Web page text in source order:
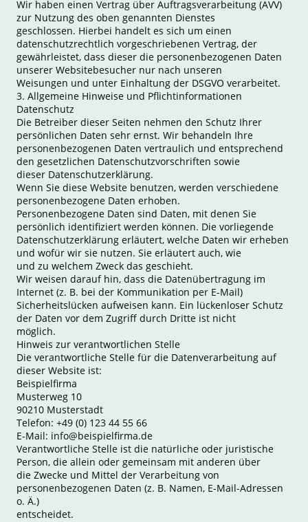
Wir haben einen Vertrag über Auftragsverarbeitung (AVV)
zur Nutzung des oben genannten Dienstes
geschlossen. Hierbei handelt es sich um einen
datenschutzrechtlich vorgeschriebenen Vertrag, der
gewährleistet, dass dieser die personenbezogenen Daten
unserer Websitebesucher nur nach unseren
Weisungen und unter Einhaltung der DSGVO verarbeitet.
3. Allgemeine Hinweise und Pflichtinformationen
Datenschutz
Die Betreiber dieser Seiten nehmen den Schutz Ihrer
persönlichen Daten sehr ernst. Wir behandeln Ihre
personenbezogenen Daten vertraulich und entsprechend
den gesetzlichen Datenschutzvorschriften sowie
dieser Datenschutzerklärung.
Wenn Sie diese Website benutzen, werden verschiedene
personenbezogene Daten erhoben.
Personenbezogene Daten sind Daten, mit denen Sie
persönlich identifiziert werden können. Die vorliegende
Datenschutzerklärung erläutert, welche Daten wir erheben
und wofür wir sie nutzen. Sie erläutert auch, wie
und zu welchem Zweck das geschieht.
Wir weisen darauf hin, dass die Datenübertragung im
Internet (z. B. bei der Kommunikation per E-Mail)
Sicherheitslücken aufweisen kann. Ein lückenloser Schutz
der Daten vor dem Zugriff durch Dritte ist nicht
möglich.
Hinweis zur verantwortlichen Stelle
Die verantwortliche Stelle für die Datenverarbeitung auf
dieser Website ist:
Beispielfirma
Musterweg 10
90210 Musterstadt
Telefon: +49 (0) 123 44 55 66
E-Mail: info@beispielfirma.de
Verantwortliche Stelle ist die natürliche oder juristische
Person, die allein oder gemeinsam mit anderen über
die Zwecke und Mittel der Verarbeitung von
personenbezogenen Daten (z. B. Namen, E-Mail-Adressen
o. Ä.)
entscheidet.